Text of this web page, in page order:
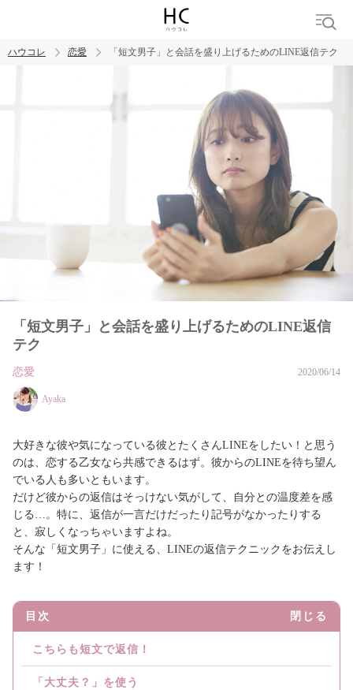
ハウコレ 恋愛 「短文男子」と会話を盛り上げるためのLINE返信テク
「短文男子」と会話を盛り上げるためのLINE返信
テク
恋愛 2020/06/14
Ayaka
大好きな彼や気になっている彼とたくさんLINEをしたい！と思う
のは、恋する乙女なら共感できるはず。彼からのLINEを待ち望ん
でいる人も多いともいます。
だけど彼からの返信はそっけない気がして、自分との温度差を感
じる…。特に、返信が一言だけだったり記号がなかったりする
と、寂しくなっちゃいますよね。
そんな「短文男子」に使える、LINEの返信テクニックをお伝えし
ます！
目次 閉じる
こちらも短文で返信！
「大丈夫？」を使う